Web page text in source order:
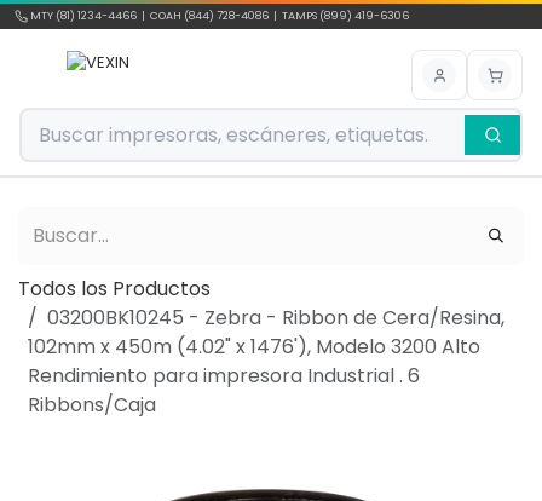
Ir al contenido
MTY (81) 1234-4466 | COAH (844) 728-4086 | TAMPS (899) 419-6306
Todos los Productos
03200BK10245 - Zebra - Ribbon de Cera/Resina,
102mm x 450m (4.02" x 1476'), Modelo 3200 Alto
Rendimiento para impresora Industrial . 6
Ribbons/Caja